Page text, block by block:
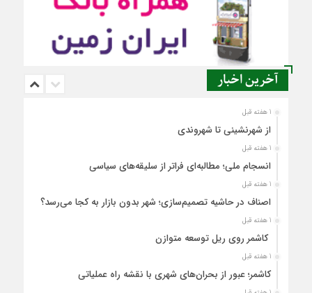
آخرین اخبار
1 هفته قبل
از شهرنشینی تا شهروندی
1 هفته قبل
انسجام ملی؛ مطالبه‌ای فراتر از سلیقه‌های سیاسی
1 هفته قبل
اصناف در حاشیه تصمیم‌سازی؛ شهر بدون بازار به کجا می‌رسد؟
1 هفته قبل
کاشمر روی ریل توسعه متوازن
1 هفته قبل
کاشمر؛ عبور از بحران‌های شهری با نقشه راه عملیاتی